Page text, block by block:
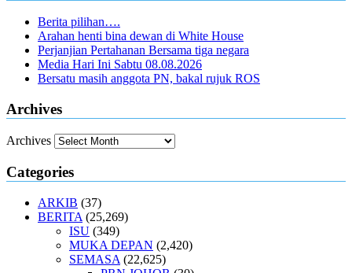
Berita pilihan….
Arahan henti bina dewan di White House
Perjanjian Pertahanan Bersama tiga negara
Media Hari Ini Sabtu 08.08.2026
Bersatu masih anggota PN, bakal rujuk ROS
Archives
Archives
Categories
ARKIB (37)
BERITA (25,269)
ISU (349)
MUKA DEPAN (2,420)
SEMASA (22,625)